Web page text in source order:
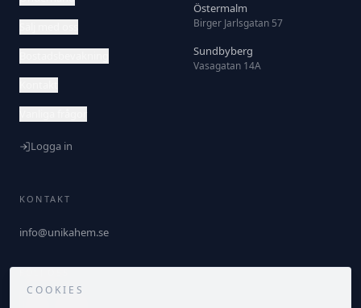
Logga in
Östermalm
Birger Jarlsgatan 57
Sundbyberg
Vasagatan 14A
KONTAKT
info@unikahem.se
COOKIES